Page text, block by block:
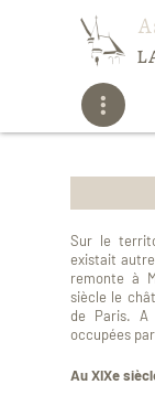
Sur le
existait
remonte à
siècle le
de Paris. A
occupées
Au XIXe